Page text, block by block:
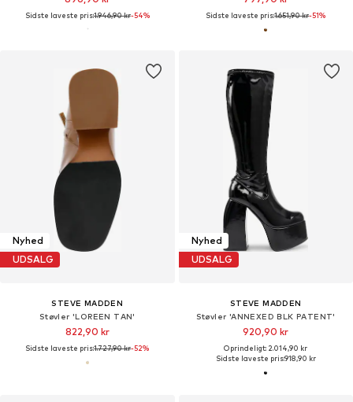
Sidste laveste pris:1.946,90 kr-54% Sidste laveste pris:1.651,90 kr-51%
Nyhed
UDSALG
STEVE MADDEN
Støvler 'LOREEN TAN'
822,90 kr
Sidste laveste pris:1.727,90 kr-52%
Nyhed
UDSALG
STEVE MADDEN
Støvler 'ANNEXED BLK PATENT'
920,90 kr
Oprindeligt: 2.014,90 kr
Sidste laveste pris:918,90 kr